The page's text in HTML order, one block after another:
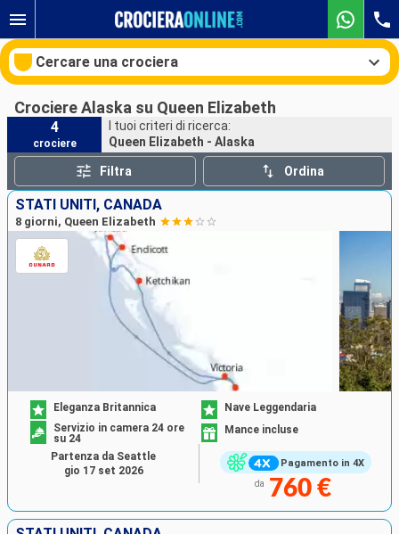
Cercare una crociera
Le nostre destinazioni
Mesi di partenza
Porti
Ricerca
Crociere Alaska su Queen Elizabeth
4
crociere
I tuoi criteri di ricerca:
Queen Elizabeth - Alaska
Filtra Ordina
STATI UNITI, CANADA
8 giorni, Queen Elizabeth
Pagamento in 4X
Eleganza Britannica
Nave Leggendaria
Servizio in camera 24 ore
su 24
Mance incluse
da 760 €
Partenza da Seattle
gio 17 set 2026